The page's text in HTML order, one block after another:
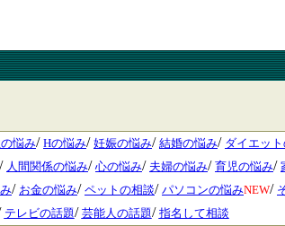
悩み/ Hの悩み/ 妊娠の悩み/ 結婚の悩み/ ダイエッ
/ 人間関係の悩み/ 心の悩み/ 夫婦の悩み/ 育児の悩み/
/ お金の悩み/ ペットの相談/ パソコンの悩みNEW/
テレビの話題/ 芸能人の話題/ 指名して相談